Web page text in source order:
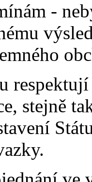
-
stejně